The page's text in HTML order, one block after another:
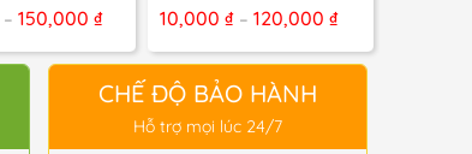
– 150,000₫Khoảng
từ
20,000 ₫
đến
150,000 ₫
10,000 ₫ – 120,000 ₫Khoảng
từ
10,000 ₫
CHẾ ĐỘ BẢO HÀNH
Hỗ trợ mọi lúc 24/7